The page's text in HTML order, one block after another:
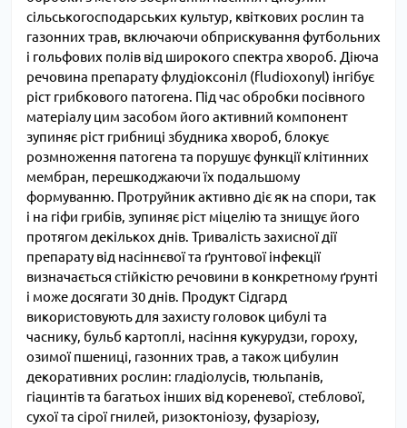
сільськогосподарських культур, квіткових рослин та
газонних трав, включаючи обприскування футбольних
і гольфових полів від широкого спектра хвороб. Діюча
речовина препарату флудіоксоніл (fludioxonyl) інгібує
ріст грибкового патогена. Під час обробки посівного
матеріалу цим засобом його активний компонент
зупиняє ріст грибниці збудника хвороб, блокує
розмноження патогена та порушує функції клітинних
мембран, перешкоджаючи їх подальшому
формуванню. Протруйник активно діє як на спори, так
і на гіфи грибів, зупиняє ріст міцелію та знищує його
протягом декількох днів. Тривалість захисної дії
препарату від насіннєвої та ґрунтової інфекції
визначається стійкістю речовини в конкретному ґрунті
і може досягати 30 днів. Продукт Сідгард
використовують для захисту головок цибулі та
часнику, бульб картоплі, насіння кукурудзи, гороху,
озимої пшениці, газонних трав, а також цибулин
декоративних рослин: гладіолусів, тюльпанів,
гіацинтів та багатьох інших від кореневої, стеблової,
сухої та сірої гнилей, ризоктоніозу, фузаріозу,